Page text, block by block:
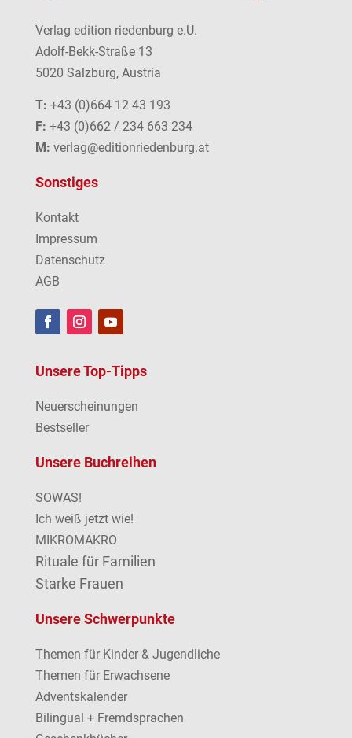
Verlag edition riedenburg e.U.
Adolf-Bekk-Straße 13
5020 Salzburg, Austria
T: +43 (0)664 12 43 193
F: +43 (0)662 / 234 663 234
M: verlag@editionriedenburg.at
Sonstiges
Kontakt
Impressum
Datenschutz
AGB
Unsere Top-Tipps
Neuerscheinungen
Bestseller
Unsere Buchreihen
SOWAS!
Ich weiß jetzt wie!
MIKROMAKRO
Rituale für Familien
Starke Frauen
Unsere Schwerpunkte
Themen für Kinder & Jugendliche
Themen für Erwachsene
Adventskalender
Bilingual + Fremdsprachen